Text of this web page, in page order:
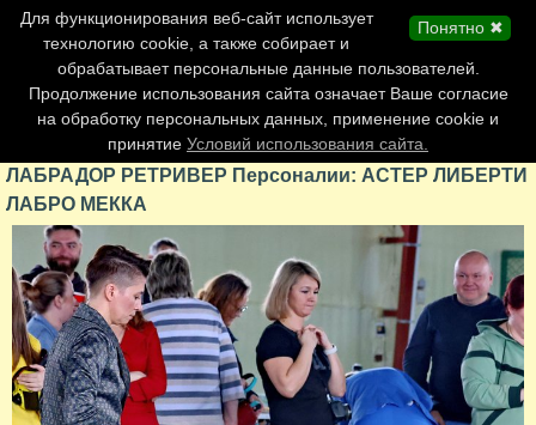
Главная страница
Обновления сайта
Контакты
Персоналии
Форум
ЛАБРАДОР РЕТРИВЕР Персоналии: АСТЕР ЛИБЕРТИ
ЛАБРО МЕККА
Понятно ✖
Для функционирования веб-сайт использует
технологию cookie, а также собирает и
обрабатывает персональные данные пользователей.
Продолжение использования сайта означает Ваше согласие
на обработку персональных данных, применение cookie и
принятие Условий использования сайта.